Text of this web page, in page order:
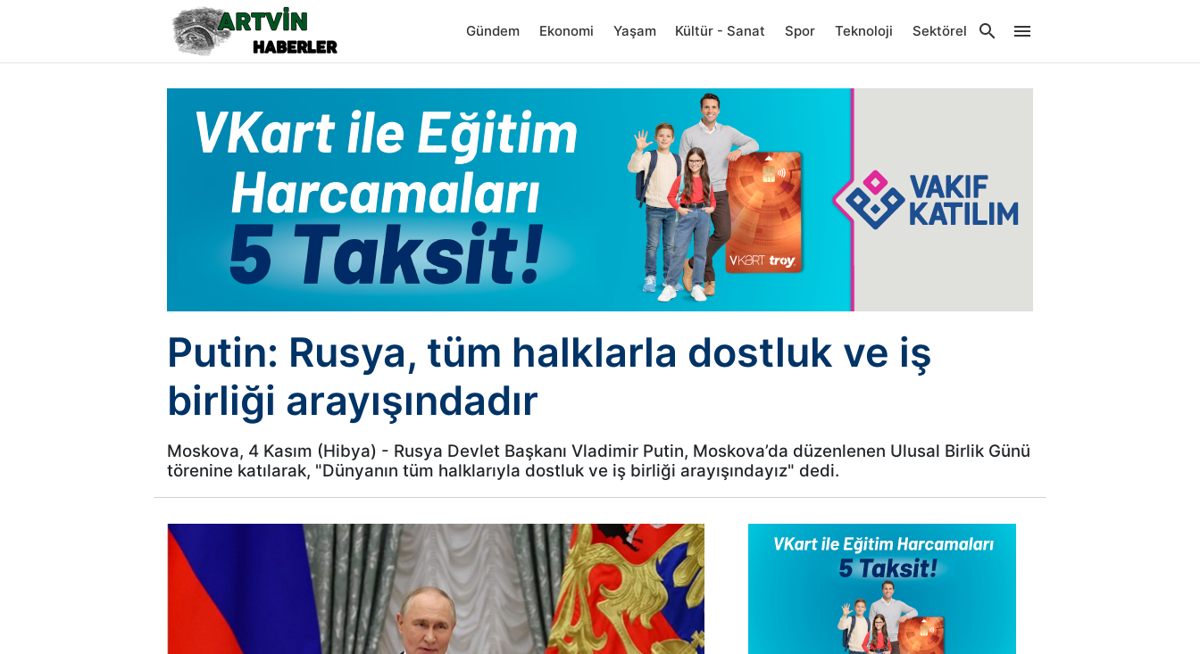
Gündem Ekonomi Yaşam Kültür - Sanat Spor Teknoloji Sektörel
Putin: Rusya, tüm halklarla dostluk ve iş
birliği arayışındadır
Moskova, 4 Kasım (Hibya) - Rusya Devlet Başkanı Vladimir Putin, Moskova’da düzenlenen Ulusal Birlik Günü
törenine katılarak, "Dünyanın tüm halklarıyla dostluk ve iş birliği arayışındayız" dedi.